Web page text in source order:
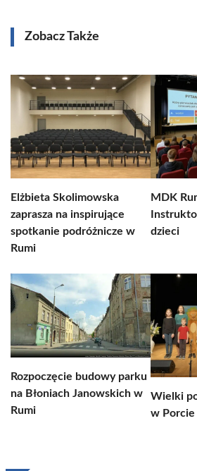
Zobacz Także
Elżbieta Skolimowska
zaprasza na inspirujące
spotkanie podróżnicze w
Rumi
MDK
dzieci
Rozpoczęcie budowy parku
na Błoniach Janowskich w
Rumi
Wielki
w Porcie